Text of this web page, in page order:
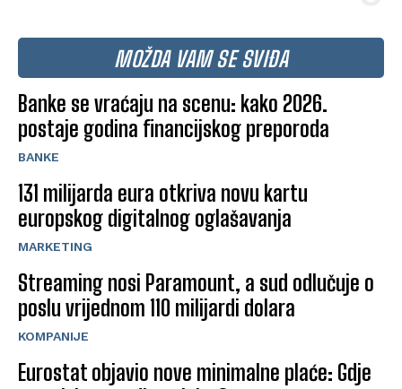
MOŽDA VAM SE SVIĐA
Banke se vraćaju na scenu: kako 2026.
postaje godina financijskog preporoda
BANKE
131 milijarda eura otkriva novu kartu
europskog digitalnog oglašavanja
MARKETING
Streaming nosi Paramount, a sud odlučuje o
poslu vrijednom 110 milijardi dolara
KOMPANIJE
Eurostat objavio nove minimalne plaće: Gdje